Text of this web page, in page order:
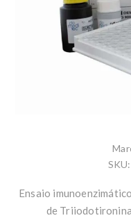
SKU:
Ensaio
de